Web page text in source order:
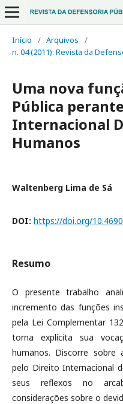
Início / Arquivos
/
n. 04 (2011): Revista da
Uma nova
Pública
Internacional
Humanos
Waltenberg Lima de Sá
DOI: https://doi.org/
Resumo
O presente trabalho
incremento das funções
pela Lei Complementar
torna explícita sua
humanos. Discorre
pelo Direito Internacional
seus reflexos no
considerações sobre o